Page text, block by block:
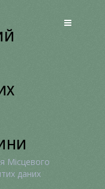
Місцевого
даних